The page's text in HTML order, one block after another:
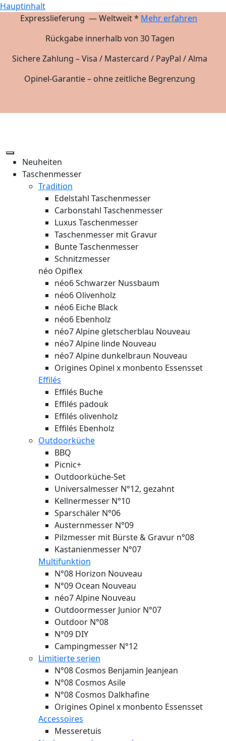
Hauptinhalt
Expresslieferung — Weltweit * Mehr erfahren
Rückgabe innerhalb von 30 Tagen
Sichere Zahlung – Visa / Mastercard / PayPal / Alma
Opinel-Garantie – ohne zeitliche Begrenzung
Neuheiten
Taschenmesser
Tradition
Edelstahl Taschenmesser
Carbonstahl Taschenmesser
Luxus Taschenmesser
Taschenmesser mit Gravur
Bunte Taschenmesser
Schnitzmesser
néo Opiflex
néo6 Schwarzer Nussbaum
néo6 Olivenholz
néo6 Eiche Black
néo6 Ebenholz
néo7 Alpine gletscherblau Nouveau
néo7 Alpine linde Nouveau
néo7 Alpine dunkelbraun Nouveau
Origines Opinel x monbento Essensset
Effilés
Effilés Buche
Effilés padouk
Effilés olivenholz
Effilés Ebenholz
Outdoorküche
BBQ
Picnic+
Outdoorküche-Set
Universalmesser N°12, gezahnt
Kellnermesser N°10
Sparschäler N°06
Austernmesser N°09
Pilzmesser mit Bürste & Gravur n°08
Kastanienmesser N°07
Multifunktion
N°08 Horizon Nouveau
N°09 Ocean Nouveau
néo7 Alpine Nouveau
Outdoormesser Junior N°07
Outdoor N°08
N°09 DIY
Campingmesser N°12
Limitierte serien
N°08 Cosmos Benjamin Jeanjean
N°08 Cosmos Asile
N°08 Cosmos Dalkhafine
Origines Opinel x monbento Essensset
Accessoires
Messeretuis